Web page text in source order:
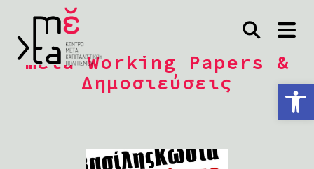
Ανοίξτε τη γραμμή εργαλείων
mέta Working Papers &
Δημοσιεύσεις